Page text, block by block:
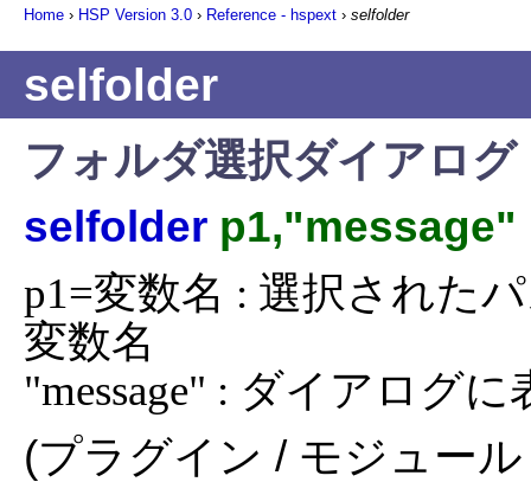
Home › HSP Version 3.0 › Reference - hspext › selfolder
selfolder
フォルダ選択ダイアログ
selfolder p1,"message"
p1=変数名 : 選択された
変数名
"message" : ダイアログ
(プラグイン / モジュー